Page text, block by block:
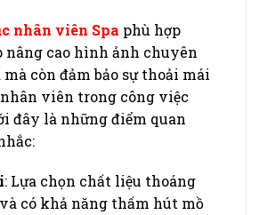
nhân viên Spa phù hợp
cao hình ảnh chuyên
còn đảm bảo sự thoải mái
viên trong công việc
đây là những điểm quan
: Lựa chọn chất liệu thoáng
có khả năng thấm hút mồ